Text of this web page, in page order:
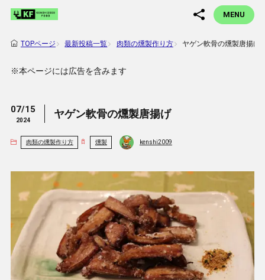
MENU
TOPページ 最新投稿一覧 肉類の燻製作り方 ヤゲン軟骨の燻製唐揚げ
※本ページには広告を含みます
07/15
2024
ヤゲン軟骨の燻製唐揚げ
肉類の燻製作り方 燻製 kenshi2009